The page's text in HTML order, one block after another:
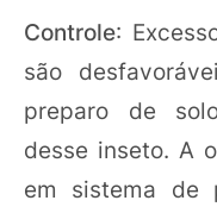
Controle:
são
preparo de
desse inseto. A
em sistema de